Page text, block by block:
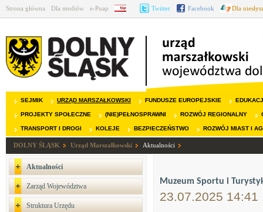
Strona główna Dla mediów e-Puap BIP Twitter Facebook Dla
SEJMIK URZĄD MARSZAŁKOWSKI FUNDUSZE EUROPEJSKIE
PROJEKTY SPOŁECZNE (NIE)PEŁNOSPRAWNI ROZWÓJ REGIONALNY
TRANSPORT I DROGI KOLEJE BEZPIECZEŃSTWO ROZWÓJ MIAST I
DOLNY ŚLĄSK Urząd Marszałkowski Aktualności
Aktualności
Zarząd Województwa
Struktura Urzędu
Muzeum Sportu i
23.07.2025 14:41